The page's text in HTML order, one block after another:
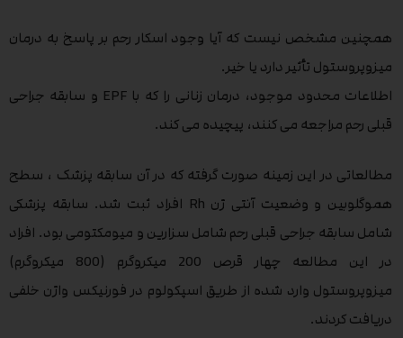
همچنین مشخص نیست که آیا وجود اسکار رحم بر پاسخ به درمان
میزوپروستول تأثیر دارد یا خیر.
اطلاعات محدود موجود، درمان زنانی را که با EPF و سابقه جراحی
قبلی رحم مراجعه می کنند، پیچیده می کند.
مطالعاتی در این زمینه صورت گرفته که در آن سابقه پزشک ، سطح
هموگلوبین و وضعیت آنتی ژن Rh افراد ثبت شد. سابقه پزشکی
شامل سابقه جراحی قبلی رحم شامل سزارین و میومکتومی بود. افراد
در این مطالعه چهار قرص 200 میکروگرم (800 میکروگرم)
میزوپروستول وارد شده از طریق اسپکولوم در فورنیکس واژن خلفی
دریافت کردند.